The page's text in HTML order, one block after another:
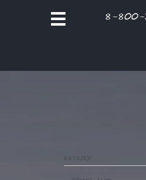
8-
КАТАЛОГ